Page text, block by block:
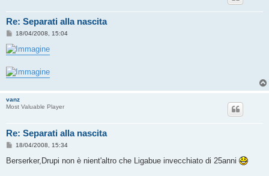
Re: Separati alla nascita
M
s
s
g
g
o
18/04/2008, 15:04
vanz
Most Valuable Player
Re: Separati alla nascita
M
s
18/04/2008, 15:34
Berserker,Drupi non è nient'altro che Ligabue invecchiato di 25anni